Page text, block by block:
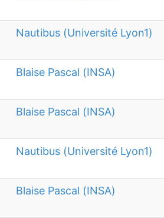
Nautibus (Université Lyon1)
Blaise Pascal (INSA)
Blaise Pascal (INSA)
Nautibus (Université Lyon1)
Blaise Pascal (INSA)